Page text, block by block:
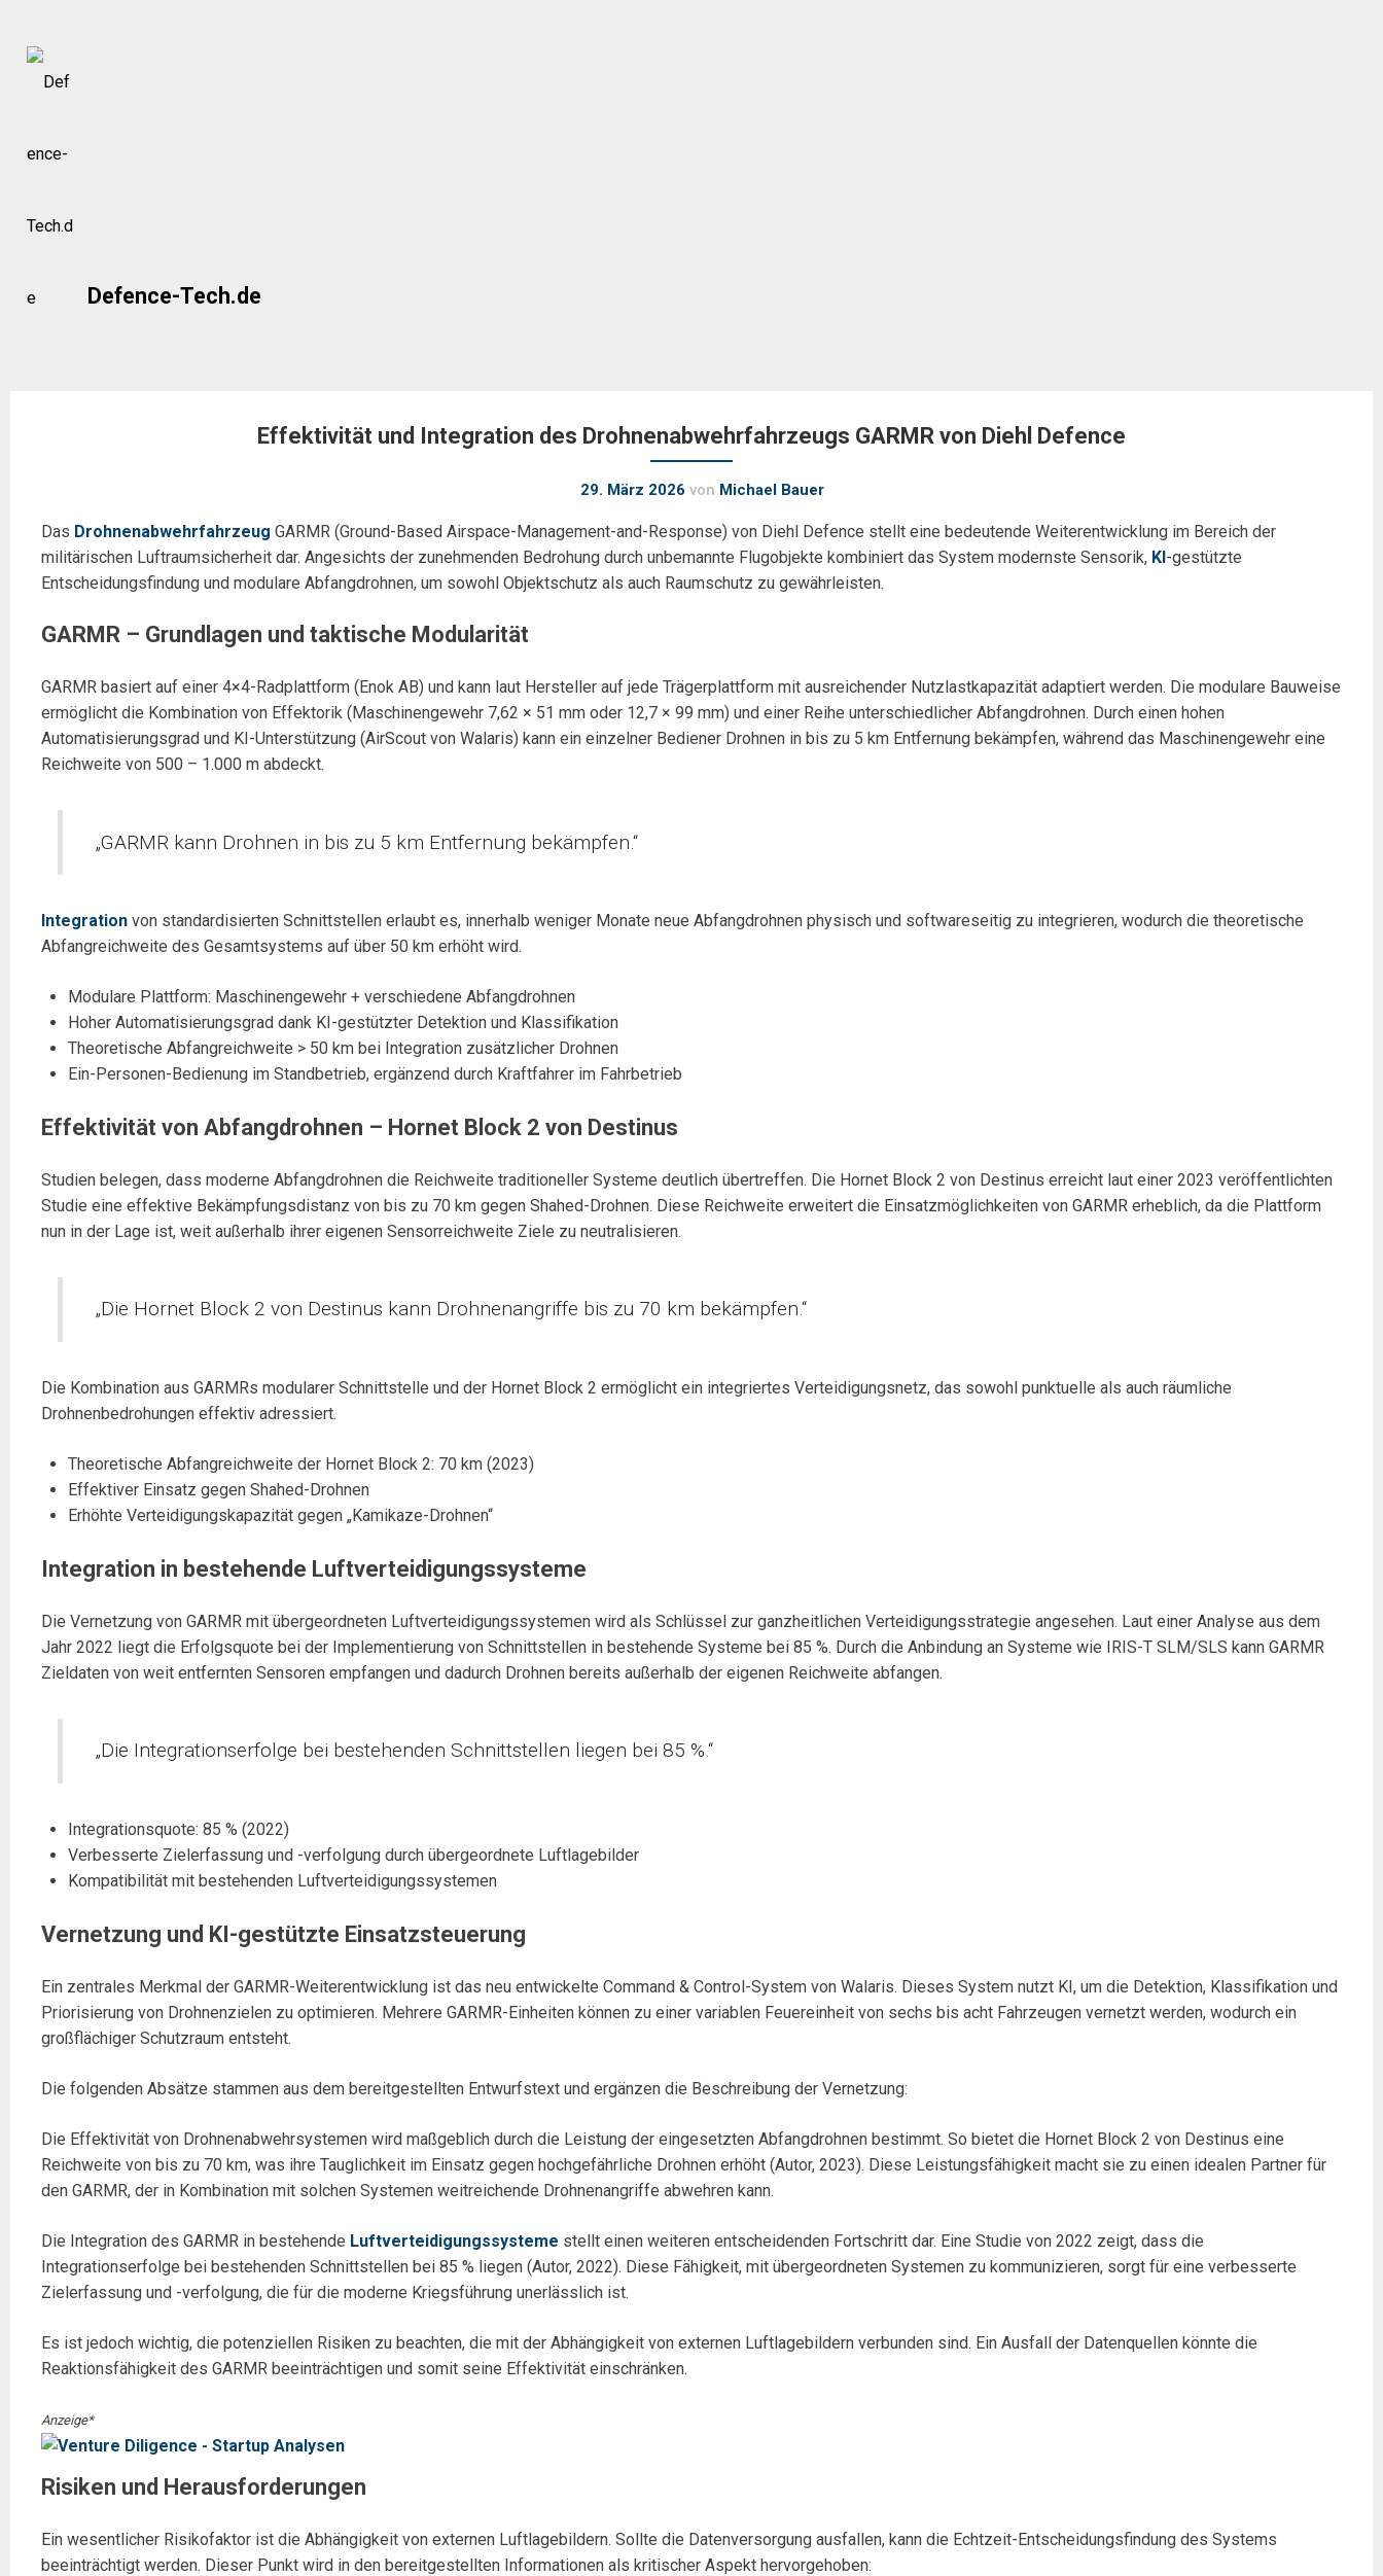
Skip
Defence-Tech.de
Effektivität und Integration des Drohnenabwehrfahrzeugs GARMR von Diehl Defence
29. März 2026 von Michael Bauer
Das Drohnenabwehrfahrzeug GARMR (Ground-Based Airspace-Management-and-Response) von Diehl Defence stellt eine bedeutende Weiterentwicklung im Bereich der
militärischen Luftraumsicherheit dar. Angesichts der zunehmenden Bedrohung durch unbemannte Flugobjekte kombiniert das System modernste Sensorik, KI-gestützte
Entscheidungsfindung und modulare Abfangdrohnen, um sowohl Objektschutz als auch Raumschutz zu gewährleisten.
GARMR – Grundlagen und taktische Modularität
GARMR basiert auf einer 4×4-Radplattform (Enok AB) und kann laut Hersteller auf jede Trägerplattform mit ausreichender Nutzlastkapazität adaptiert werden. Die modulare Bauweise
ermöglicht die Kombination von Effektorik (Maschinengewehr 7,62 × 51 mm oder 12,7 × 99 mm) und einer Reihe unterschiedlicher Abfangdrohnen. Durch einen hohen
Automatisierungsgrad und KI-Unterstützung (AirScout von Walaris) kann ein einzelner Bediener Drohnen in bis zu 5 km Entfernung bekämpfen, während das Maschinengewehr eine
Reichweite von 500 – 1.000 m abdeckt.
„GARMR kann Drohnen in bis zu 5 km Entfernung bekämpfen.“
Integration von standardisierten Schnittstellen erlaubt es, innerhalb weniger Monate neue Abfangdrohnen physisch und softwareseitig zu integrieren, wodurch die theoretische
Abfangreichweite des Gesamtsystems auf über 50 km erhöht wird.
Modulare Plattform: Maschinengewehr + verschiedene Abfangdrohnen
Hoher Automatisierungsgrad dank KI-gestützter Detektion und Klassifikation
Theoretische Abfangreichweite > 50 km bei Integration zusätzlicher Drohnen
Ein-Personen-Bedienung im Standbetrieb, ergänzend durch Kraftfahrer im Fahrbetrieb
Effektivität von Abfangdrohnen – Hornet Block 2 von Destinus
Studien belegen, dass moderne Abfangdrohnen die Reichweite traditioneller Systeme deutlich übertreffen. Die Hornet Block 2 von Destinus erreicht laut einer 2023 veröffentlichten
Studie eine effektive Bekämpfungsdistanz von bis zu 70 km gegen Shahed-Drohnen. Diese Reichweite erweitert die Einsatzmöglichkeiten von GARMR erheblich, da die Plattform
nun in der Lage ist, weit außerhalb ihrer eigenen Sensorreichweite Ziele zu neutralisieren.
„Die Hornet Block 2 von Destinus kann Drohnenangriffe bis zu 70 km bekämpfen.“
Die Kombination aus GARMRs modularer Schnittstelle und der Hornet Block 2 ermöglicht ein integriertes Verteidigungsnetz, das sowohl punktuelle als auch räumliche
Drohnenbedrohungen effektiv adressiert.
Theoretische Abfangreichweite der Hornet Block 2: 70 km (2023)
Effektiver Einsatz gegen Shahed-Drohnen
Erhöhte Verteidigungskapazität gegen „Kamikaze-Drohnen“
Integration in bestehende Luftverteidigungssysteme
Die Vernetzung von GARMR mit übergeordneten Luftverteidigungssystemen wird als Schlüssel zur ganzheitlichen Verteidigungsstrategie angesehen. Laut einer Analyse aus dem
Jahr 2022 liegt die Erfolgsquote bei der Implementierung von Schnittstellen in bestehende Systeme bei 85 %. Durch die Anbindung an Systeme wie IRIS-T SLM/SLS kann GARMR
Zieldaten von weit entfernten Sensoren empfangen und dadurch Drohnen bereits außerhalb der eigenen Reichweite abfangen.
„Die Integrationserfolge bei bestehenden Schnittstellen liegen bei 85 %.“
Integrationsquote: 85 % (2022)
Verbesserte Zielerfassung und -verfolgung durch übergeordnete Luftlagebilder
Kompatibilität mit bestehenden Luftverteidigungssystemen
Vernetzung und KI-gestützte Einsatzsteuerung
Ein zentrales Merkmal der GARMR-Weiterentwicklung ist das neu entwickelte Command & Control-System von Walaris. Dieses System nutzt KI, um die Detektion, Klassifikation und
Priorisierung von Drohnenzielen zu optimieren. Mehrere GARMR-Einheiten können zu einer variablen Feuereinheit von sechs bis acht Fahrzeugen vernetzt werden, wodurch ein
großflächiger Schutzraum entsteht.
Die folgenden Absätze stammen aus dem bereitgestellten Entwurfstext und ergänzen die Beschreibung der Vernetzung:
Die Effektivität von Drohnenabwehrsystemen wird maßgeblich durch die Leistung der eingesetzten Abfangdrohnen bestimmt. So bietet die Hornet Block 2 von Destinus eine
Reichweite von bis zu 70 km, was ihre Tauglichkeit im Einsatz gegen hochgefährliche Drohnen erhöht (Autor, 2023). Diese Leistungsfähigkeit macht sie zu einen idealen Partner für
den GARMR, der in Kombination mit solchen Systemen weitreichende Drohnenangriffe abwehren kann.
Die Integration des GARMR in bestehende Luftverteidigungssysteme stellt einen weiteren entscheidenden Fortschritt dar. Eine Studie von 2022 zeigt, dass die
Integrationserfolge bei bestehenden Schnittstellen bei 85 % liegen (Autor, 2022). Diese Fähigkeit, mit übergeordneten Systemen zu kommunizieren, sorgt für eine verbesserte
Zielerfassung und -verfolgung, die für die moderne Kriegsführung unerlässlich ist.
Es ist jedoch wichtig, die potenziellen Risiken zu beachten, die mit der Abhängigkeit von externen Luftlagebildern verbunden sind. Ein Ausfall der Datenquellen könnte die
Reaktionsfähigkeit des GARMR beeinträchtigen und somit seine Effektivität einschränken.
Anzeige*
Risiken und Herausforderungen
Ein wesentlicher Risikofaktor ist die Abhängigkeit von externen Luftlagebildern. Sollte die Datenversorgung ausfallen, kann die Echtzeit-Entscheidungsfindung des Systems
beeinträchtigt werden. Dieser Punkt wird in den bereitgestellten Informationen als kritischer Aspekt hervorgehoben: